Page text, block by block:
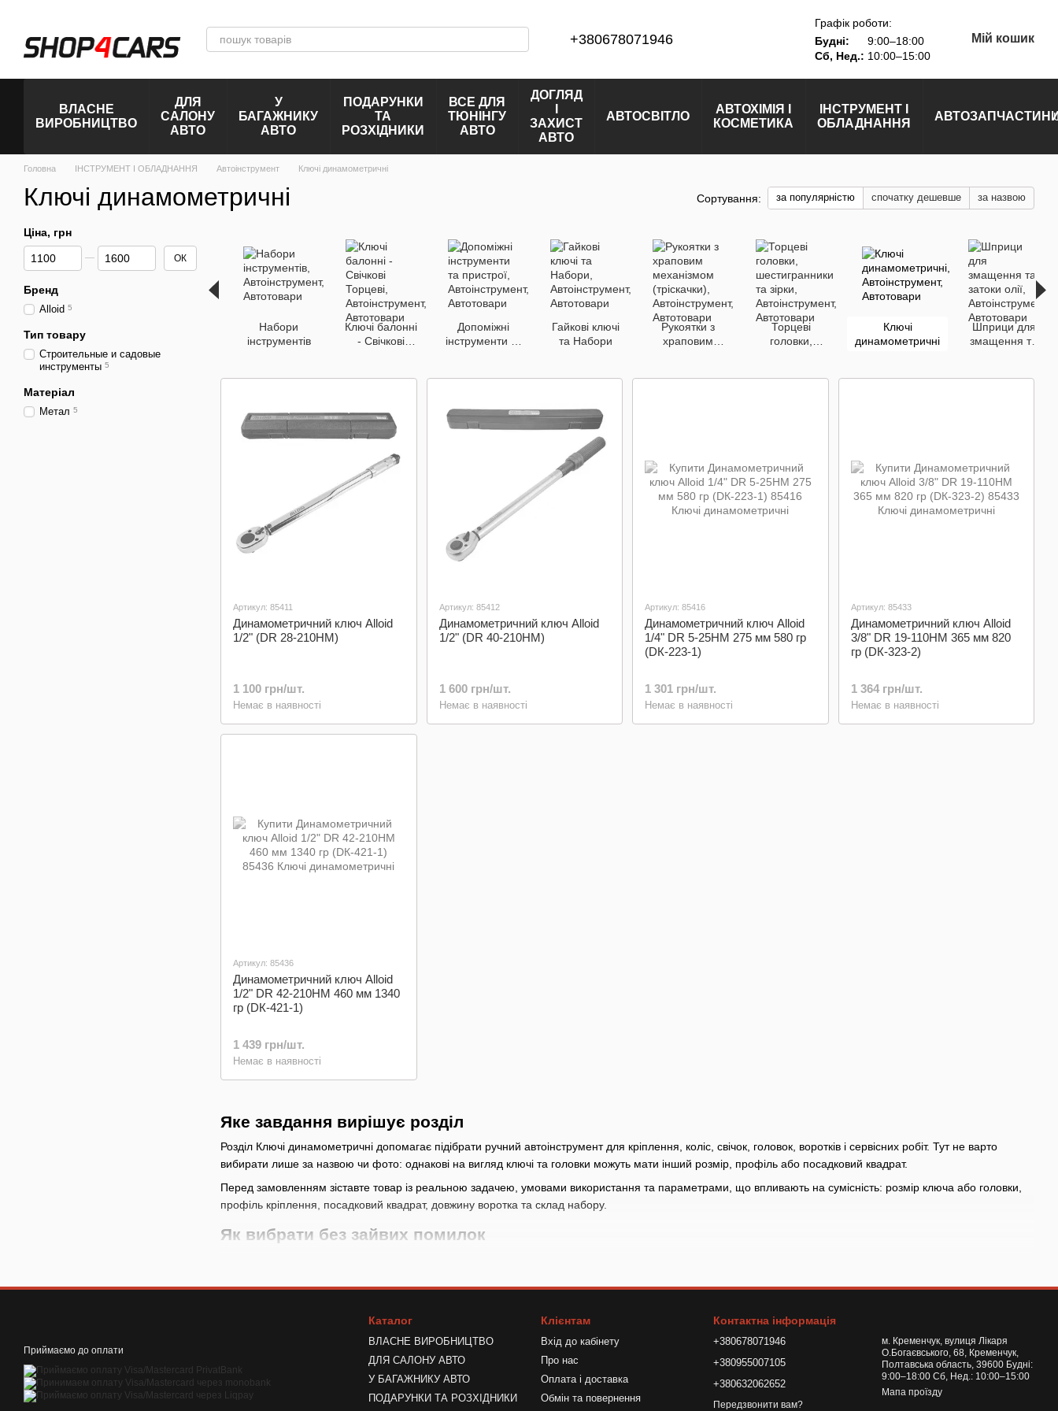
+380678071946
Графік роботи:
Будні:
9:00–18:00
Сб, Нед.: 10:00–15:00
Мій кошик
ВЛАСНЕ
ВИРОБНИЦТВО
ДЛЯ
САЛОНУ
АВТО
У
БАГАЖНИКУ
АВТО
ПОДАРУНКИ
ТА
РОЗХІДНИКИ
ВСЕ ДЛЯ
ТЮНІНГУ
АВТО
ДОГЛЯД
ЗАХИСТ
АВТО
АВТОСВІТЛО
АВТОХІМІЯ І
КОСМЕТИКА
ІНСТРУМЕНТ І
ОБЛАДНАННЯ
Головна ІНСТРУМЕНТ І ОБЛАДНАННЯ Автоінструмент Ключі динамометричні
Ключі динамометричні Сортування: за популярністю спочатку дешевше за назвою
Яке завдання вирішує розділ
Розділ Ключі динамометричні допомагає підібрати ручний автоінструмент для кріплення, коліс, свічок, головок, воротків і сервісних робіт. Тут не варто
вибирати лише за назвою чи фото: однакові на вигляд ключі та головки можуть мати інший розмір, профіль або посадковий квадрат.
Перед замовленням зіставте товар із реальною задачею, умовами використання та параметрами, що впливають на сумісність: розмір ключа або головки,
профіль кріплення, посадковий квадрат, довжину воротка та склад набору.
Як вибрати без зайвих помилок
позиції можуть відрізнятися посадкою, діапазоном або підключенням
враховуйте витратники: якщо інструмент працює з насадкою, шлангом, диском, бітою або запчастиною, перевірте хвостовик, різьбу, діаметр і
не вибирайте набір за кількістю: відкрийте склад і переконайтеся, що в ньому є потрібний розмір, тип насадки або елемент для вашої операції
Набори
інструментів
Ключі балонні
- Свічкові
Допоміжні
інструменти та
Гайкові ключі
та Набори
Рукоятки з
храповим
Торцеві
головки,
Ключі
динамометричні
Шприци для
змащення та
Артикул: 85411
Динамометричний ключ Alloid
1/2" (DR 28-210HM)
1 100 грн/шт.
Немає в наявності
Артикул: 85412
Динамометричний ключ Alloid
1/2" (DR 40-210HM)
1 600 грн/шт.
Немає в наявності
Артикул: 85416
Динамометричний ключ Alloid
1/4" DR 5-25HM 275 мм 580 гр
(DК-223-1)
1 301 грн/шт.
Немає в наявності
Артикул: 85433
Динамометричний ключ Alloid
3/8" DR 19-110HM 365 мм 820
гр (DК-323-2)
1 364 грн/шт.
Немає в наявності
Артикул: 85436
Динамометричний ключ Alloid
1/2" DR 42-210HM 460 мм 1340
гр (DК-421-1)
1 439 грн/шт.
Немає в наявності
Ціна, грн
Від Ціна, грн
До Ціна, грн ОК
Бренд
Alloid 5
Тип товару
Строительные и садовые
инструменты 5
Матеріал
Метал 5
Приймаємо до оплати
Каталог
ВЛАСНЕ ВИРОБНИЦТВО
ДЛЯ САЛОНУ АВТО
У БАГАЖНИКУ АВТО
ПОДАРУНКИ ТА РОЗХІДНИКИ
Клієнтам
Вхід до кабінету
Про нас
Оплата і доставка
Обмін та повернення
Контактна інформація
+380678071946
+380955007105
+380632062652
Передзвонити вам?
м. Кременчук, вулиця Лікаря
О.Богаєвського, 68, Кременчук,
Полтавська область, 39600 Будні:
9:00–18:00 Сб, Нед.: 10:00–15:00
Мапа проїзду